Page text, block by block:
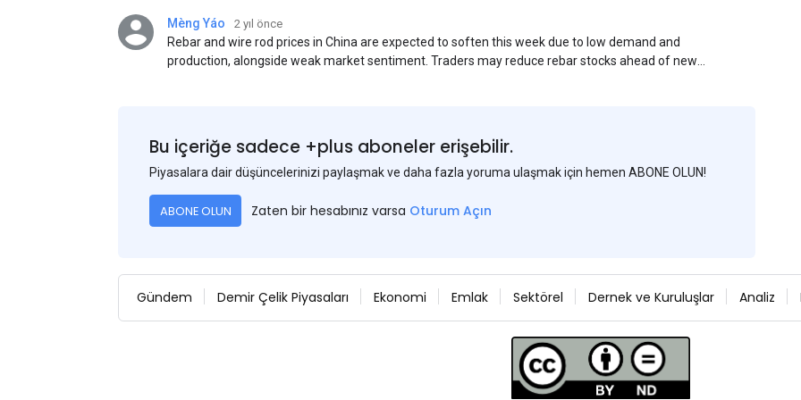
Mèng Yáo 2 yıl önce
Rebar and wire rod prices in China are expected to soften this week due to low demand and
production, alongside weak market sentiment. Traders may reduce rebar stocks ahead of new
Bu içeriğe sadece +plus aboneler erişebilir.
Piyasalara dair düşüncelerinizi paylaşmak ve daha fazla yoruma ulaşmak için hemen ABONE OLUN!
ABONE OLUN Zaten bir hesabınız varsa Oturum Açın
Gündem Demir Çelik Piyasaları Ekonomi Emlak Sektörel Dernek ve Kuruluşlar Analiz